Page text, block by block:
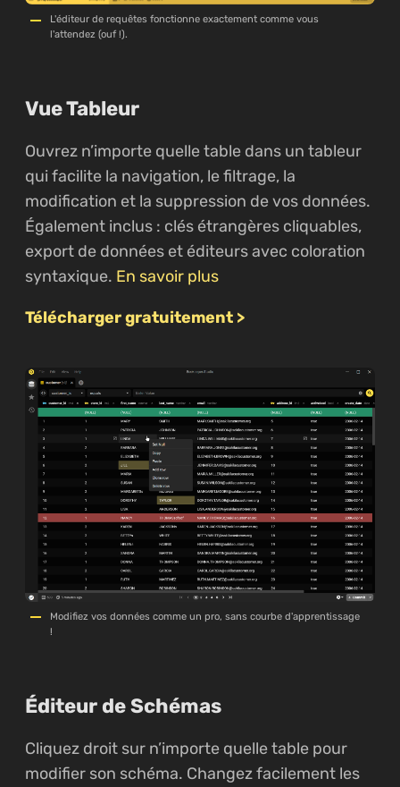
L'éditeur de requêtes fonctionne exactement comme vous
l'attendez (ouf !).
Vue Tableur
Ouvrez n’importe quelle table dans un tableur
qui facilite la navigation, le filtrage, la
modification et la suppression de vos données.
Également inclus : clés étrangères cliquables,
export de données et éditeurs avec coloration
syntaxique. En savoir plus
Télécharger gratuitement >
Modifiez vos données comme un pro, sans courbe d'apprentissage
!
Éditeur de Schémas
Cliquez droit sur n’importe quelle table pour
modifier son schéma. Changez facilement les